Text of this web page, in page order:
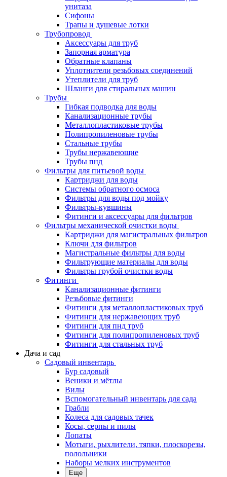
унитаза
Сифоны
Трапы и душевые лотки
Трубопровод
Аксессуары для труб
Запорная арматура
Обратные клапаны
Уплотнители резьбовых соединений
Утеплители для труб
Шланги для стиральных машин
Трубы
Гибкая подводка для воды
Канализационные трубы
Металлопластиковые трубы
Полипропиленовые трубы
Стальные трубы
Трубы нержавеющие
Трубы пнд
Фильтры для питьевой воды
Картриджи для воды
Системы обратного осмоса
Фильтры для воды под мойку
Фильтры-кувшины
Фитинги и аксессуары для фильтров
Фильтры механической очистки воды
Картриджи для магистральных фильтров
Ключи для фильтров
Магистральные фильтры для воды
Фильтрующие материалы для воды
Фильтры грубой очистки воды
Фитинги
Канализационные фитинги
Резьбовые фитинги
Фитинги для металлопластиковых труб
Фитинги для нержавеющих труб
Фитинги для пнд труб
Фитинги для полипропиленовых труб
Фитинги для стальных труб
Дача и сад
Садовый инвентарь
Бур садовый
Веники и мётлы
Вилы
Вспомогательный инвентарь для сада
Грабли
Колеса для садовых тачек
Косы, серпы и пилы
Лопаты
Мотыги, рыхлители, тяпки, плоскорезы,
полольники
Наборы мелких инструментов
Еще